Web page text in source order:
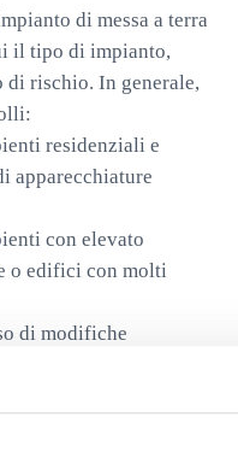
di messa a terra
il tipo di impianto,
rischio. In generale,
residenziali e
apparecchiature
con elevato
o edifici con molti
di modifiche
eccezionali.